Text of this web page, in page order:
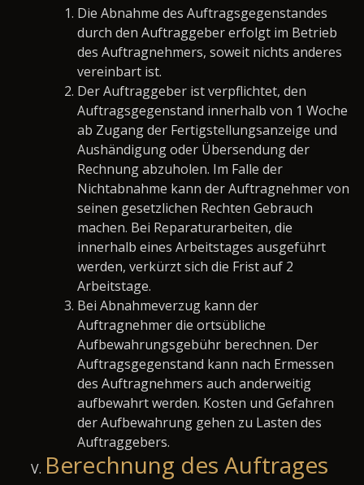
Die Abnahme des Auftragsgegenstandes
durch den Auftraggeber erfolgt im Betrieb
des Auftragnehmers, soweit nichts anderes
vereinbart ist.
Der Auftraggeber ist verpflichtet, den
Auftragsgegenstand innerhalb von 1 Woche
ab Zugang der Fertigstellungsanzeige und
Aushändigung oder Übersendung der
Rechnung abzuholen. Im Falle der
Nichtabnahme kann der Auftragnehmer von
seinen gesetzlichen Rechten Gebrauch
machen. Bei Reparaturarbeiten, die
innerhalb eines Arbeitstages ausgeführt
werden, verkürzt sich die Frist auf 2
Arbeitstage.
Bei Abnahmeverzug kann der
Auftragnehmer die ortsübliche
Aufbewahrungsgebühr berechnen. Der
Auftragsgegenstand kann nach Ermessen
des Auftragnehmers auch anderweitig
aufbewahrt werden. Kosten und Gefahren
der Aufbewahrung gehen zu Lasten des
Auftraggebers.
Berechnung des Auftrages